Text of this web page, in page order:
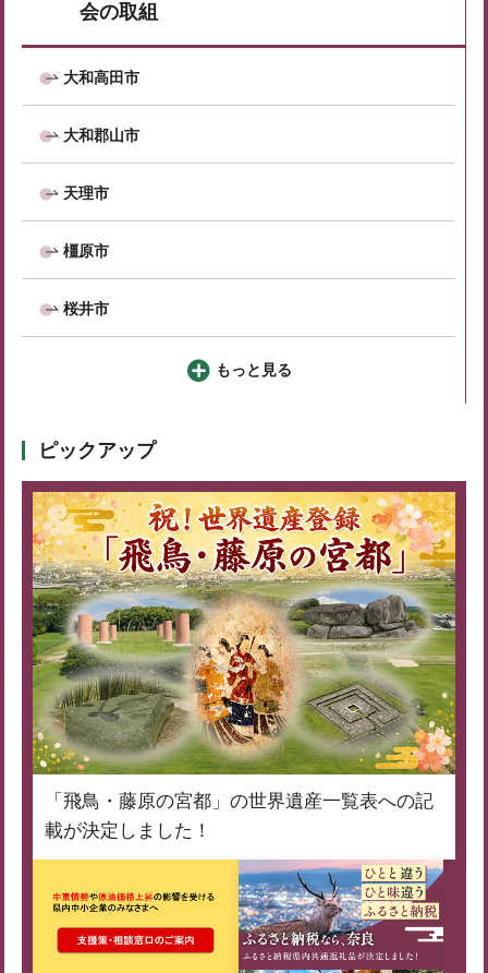
会の取組
大和高田市
大和郡山市
天理市
橿原市
桜井市
もっと見る
ピックアップ
「飛鳥・藤原の宮都」の世界遺産一覧表への記
載が決定しました！